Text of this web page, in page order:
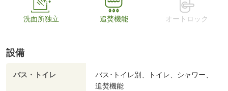
洗面所独立 追焚機能 オートロック
設備
バス・トイレ
バス･トイレ別、トイレ、シャワー、
追焚機能